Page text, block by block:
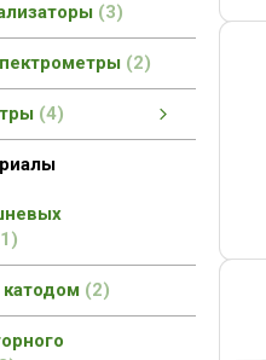
3
2
4
1
2